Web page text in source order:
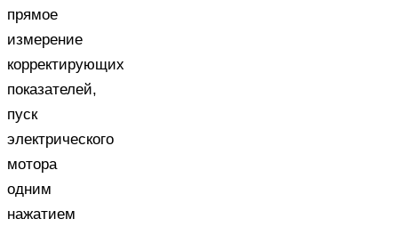
прямое
измерение
корректирующих
показателей,
пуск
электрического
мотора
одним
нажатием